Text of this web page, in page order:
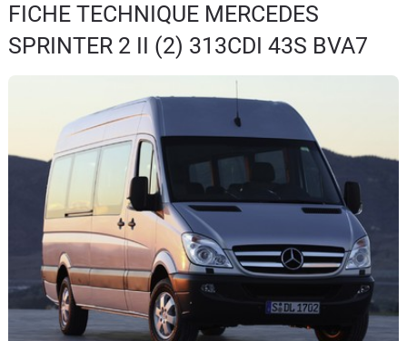
Essais
Electriques
Utilitaires
Flottes
Auto
Services
FICHE TECHNIQUE MERCEDES
SPRINTER 2 II (2) 313CDI 43S BVA7